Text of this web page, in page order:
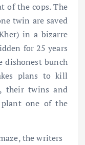
of the cops. The
twin are saved
in a bizarre
for 25 years
dishonest bunch
plans to kill
their twins and
one of the
the writers